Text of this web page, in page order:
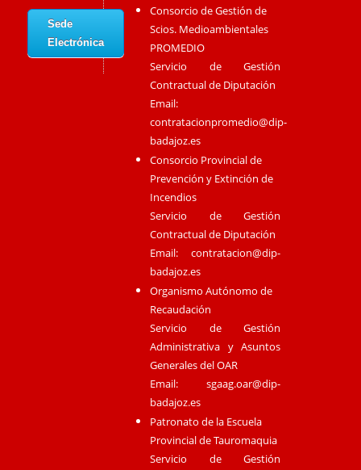
Sede
Electrónica
Consorcio de Gestión de
Scios. Medioambientales
PROMEDIO
Servicio de Gestión
Contractual de Diputación
Email:
contratacionpromedio@dip-
badajoz.es
Consorcio Provincial de
Prevención y Extinción de
Incendios
Servicio de Gestión
Contractual de Diputación
Email:contratacion@dip-
badajoz.es
Organismo Autónomo de
Recaudación
Servicio de Gestión
Administrativa y Asuntos
Generales del OAR
Email:sgaag.oar@dip-
badajoz.es
Patronato de la Escuela
Provincial de Tauromaquia
Servicio de Gestión